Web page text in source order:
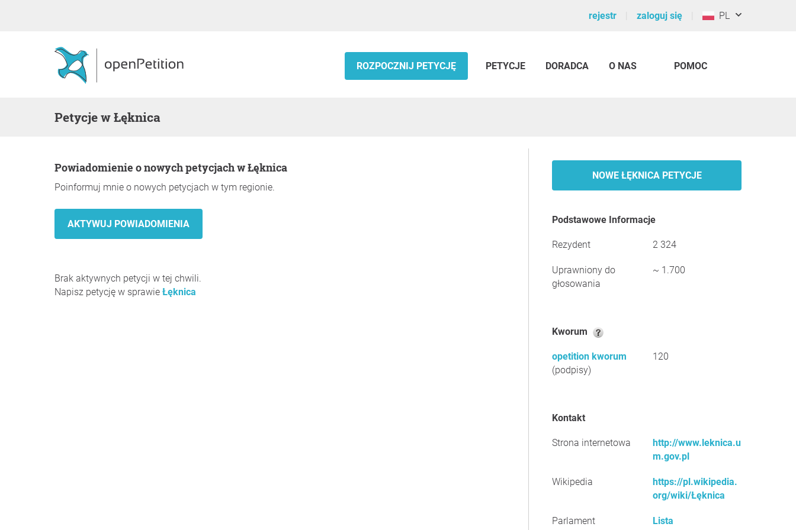
rejestr zaloguj się PL
ROZPOCZNIJ PETYCJĘ PETYCJE DORADCA O NAS POMOC
Petycje w Łęknica
Powiadomienie o nowych petycjach w Łęknica
Poinformuj mnie o nowych petycjach w tym regionie.
Brak aktywnych petycji w tej chwili.
Napisz petycję w sprawie Łęknica
NOWE ŁĘKNICA PETYCJE
Podstawowe Informacje
Rezydent 2 324
Uprawniony do
głosowania
~ 1.700
Kworum
opetition kworum
(podpisy)
120
Kontakt
Strona internetowa
http://www.leknica.u
m.gov.pl
Wikipedia
https://pl.wikipedia.
org/wiki/Łęknica
Parlament
Lista